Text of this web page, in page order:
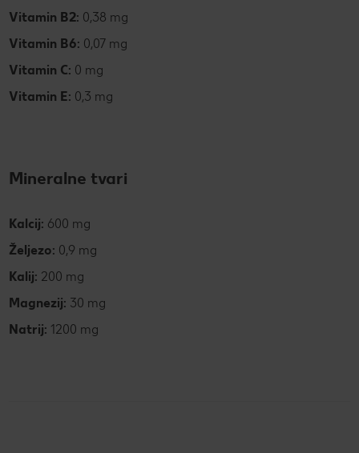
Vitamin B2: 0,38 mg
Vitamin B6: 0,07 mg
Vitamin C: 0 mg
Vitamin E: 0,3 mg
Mineralne tvari
Kalcij: 600 mg
Željezo: 0,9 mg
Kalij: 200 mg
Magnezij: 30 mg
Natrij: 1200 mg